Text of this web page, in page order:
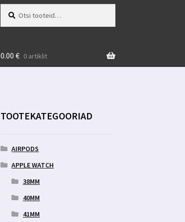
0.00 € 0 artiklit
TOOTEKATEGOORIAD
AIRPODS
APPLE WATCH
38MM
40MM
41MM